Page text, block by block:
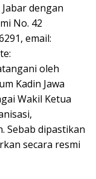
dengan
No. 42
email:
oleh
Kadin Jawa
Wakil Ketua
Sebab dipastikan
secara resmi